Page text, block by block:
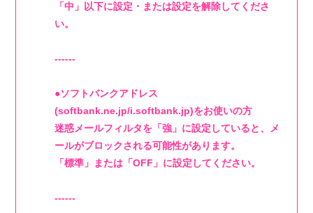
「中」以下に設定・または設定を解除してくださ
い。
------
●ソフトバンクアドレス
(softbank.ne.jp/i.softbank.jp)をお使いの方
迷惑メールフィルタを「強」に設定していると、メ
ールがブロックされる可能性があります。
「標準」または「OFF」に設定してください。
------